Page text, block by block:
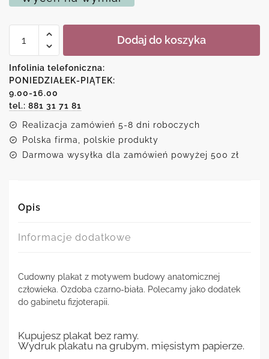
Plakat
człowieka
Dodaj do koszyka
Infolinia telefoniczna:
PONIEDZIAŁEK-PIĄTEK:
9.00-16.00
tel.: 881 31 71 81
Realizacja zamówień 5-8 dni roboczych
Polska firma, polskie produkty
Darmowa wysyłka dla zamówień powyżej 500 zł
Opis
Informacje dodatkowe
Cudowny plakat z motywem budowy anatomicznej
człowieka. Ozdoba czarno-biała. Polecamy jako dodatek
do gabinetu fizjoterapii.
Kupujesz plakat bez ramy.
Wydruk plakatu na grubym, mięsistym papierze.